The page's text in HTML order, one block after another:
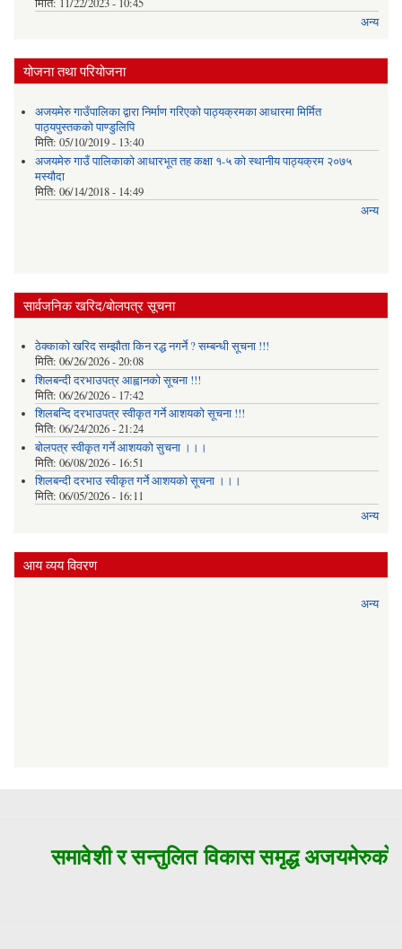
अन्य
योजना तथा परियोजना
अजयमेरु गाउँपालिका द्वारा निर्माण गरिएको पाठ्यक्रमका आधारमा मिर्मित
पाठ्यपुस्तकको पाण्डुलिपि
मिति: 05/10/2019 - 13:40
अजयमेरु गाउँ पालिकाको आधारभूत तह कक्षा १-५ को स्थानीय पाठ्यक्रम २०७५
मस्यौदा
मिति: 06/14/2018 - 14:49
अन्य
सार्वजनिक खरिद/बोलपत्र सूचना
ठेक्काको खरिद सम्झौता किन रद्ध नगर्ने ? सम्बन्धी सूचना !!!
मिति: 06/26/2026 - 20:08
शिलबन्दी दरभाउपत्र आह्वानको सूचना !!!
मिति: 06/26/2026 - 17:42
शिलबन्दि दरभाउपत्र स्वीकृत गर्ने आशयकाे सूचना !!!
मिति: 06/24/2026 - 21:24
बोलपत्र स्वीकृत गर्ने आशयको सुचना ।।।
मिति: 06/08/2026 - 16:51
शिलबन्दी दरभाउ स्वीकृत गर्ने आशयको सूचना ।।।
मिति: 06/05/2026 - 16:11
अन्य
आय व्यय विवरण
अन्य
समावेशी र सन्तुलित विकास समृद्ध अजयमेरुको